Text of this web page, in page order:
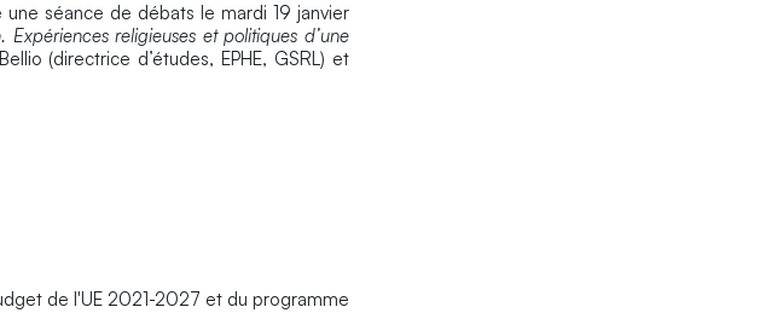
une séance de débats le mardi 19 janvier
Expériences religieuses et politiques d’une
(directrice d’études, EPHE, GSRL) et
de l'UE 2021-2027 et du programme